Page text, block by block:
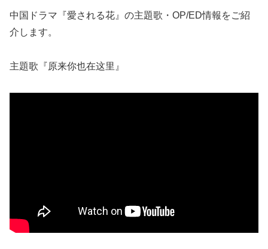
中国ドラマ『愛される花』の主題歌・OP/ED情報をご紹
介します。
主題歌『原来你也在这里』